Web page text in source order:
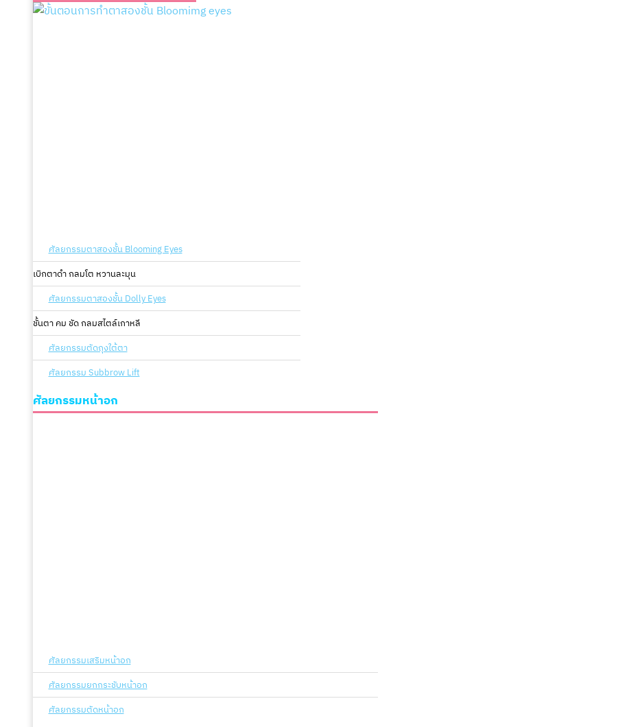
ศัลยกรรมตาสองชั้น Blooming Eyes
เบิกตาดำ กลมโต หวานละมุน
ศัลยกรรมตาสองชั้น Dolly Eyes
ชั้นตา คม ชัด กลมสไตล์เกาหลี
ศัลยกรรมตัดถุงใต้ตา
ศัลยกรรม Subbrow Lift
ศัลยกรรมหน้าอก
ศัลยกรรมเสริมหน้าอก
ศัลยกรรมยกกระชับหน้าอก
ศัลยกรรมตัดหน้าอก